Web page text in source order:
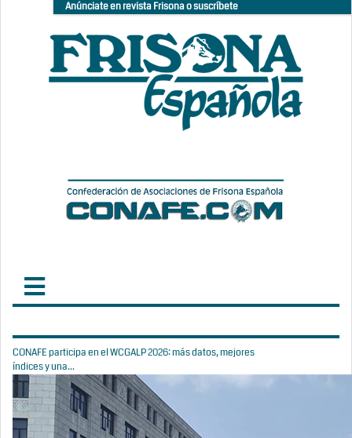
Anúnciate en revista Frisona o suscríbete
CONAFE participa en el WCGALP 2026: más datos, mejores
índices y una...